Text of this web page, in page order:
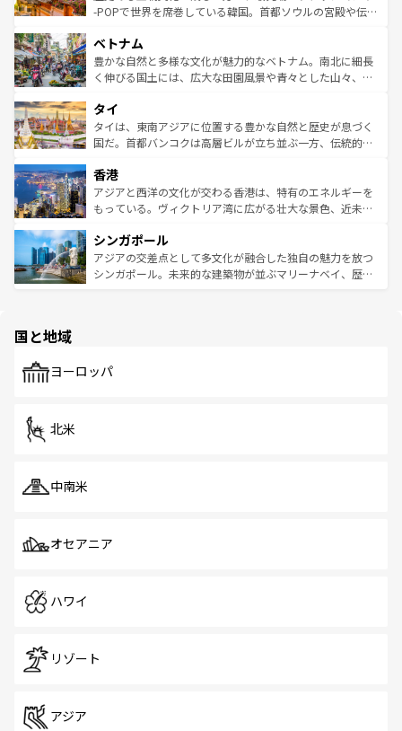
い。オーストラリアの多彩な魅力を存分に味わいつくそ
参照してほしい。
驚きをもたらしてくれる。また、奥深い台湾の食文化も魅
容にもいいと評判のスイーツなど、バラエティ豊かな料理
が味わえる。 なお、新着の台湾情報は コンテンツ一覧を参
照してほしい。
-POPで世界を席巻している韓国。首都ソウルの宮殿や伝統
き、地方に足を延ばせば四季折々の自然美を楽しむことが
できる。そして、キムチや焼肉、絶品のストリートフード
まで、さまざまな韓国料理が待っている。夜には、韓国な
リティに包まれながら、韓国の多彩な魅力を心ゆくまで味
わってみてほしい。 なお、新着の韓国情報はコンテンツ一
覧を参照してほしい。
ベトナム
豊かな自然と多様な文化が魅力的なベトナム。南北に細長
く伸びる国土には、広大な田園風景や青々とした山々、世
急速な発展と共に伝統が息づく。ハノイの古い町並みやホ
ーチミン市のフランス統治時代の建物も、独特の雰囲気を
醸し出している。また、バラエティの豊かさとおいしさで
とつ。フォーやバインミー、ベトナムコーヒーなどは、ぜ
ひ現地で味わいたい。どの地域を訪れてもあたたかい人々
が旅行者を迎えてくれるので、きっと忘れられない旅にな
参照してほしい。
タイ
タイは、東南アジアに位置する豊かな自然と歴史が息づく
国だ。首都バンコクは高層ビルが立ち並ぶ一方、伝統的な
の活気が交差している。北部ではチェンマイなどの山岳地
帯で自然と触れ合い、南部ではプーケットやクラビの美し
いビーチでリゾート気分を楽しむことができる。タイ料理
激する。気候は一年中温暖で、どの季節にも異なる楽しみ
が待っている。親しみやすいタイの人々、仏教を中心とし
た文化、そして多様な観光資源が、訪れる旅人を魅了し続
香港
アジアと西洋の文化が交わる香港は、特有のエネルギーを
もっている。ヴィクトリア湾に広がる壮大な景色、近未来
み、どこを訪れても感動するはず。観光スポットが密集し
ており、効率よく見どころを回れるのも魅力。息をのむよ
うな絶景から文化的な体験まで、香港を存分に楽しみ尽く
シンガポール
アジアの交差点として多文化が融合した独自の魅力を放つ
シンガポール。未来的な建築物が並ぶマリーナベイ、歴史
で、ホーカーズは地元の風情を楽しめる外せないスポット
国と地域
ヨーロッパ
北米
中南米
オセアニア
ハワイ
リゾート
アジア